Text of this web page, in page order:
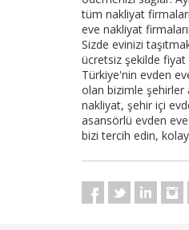
tüm nakliyat
eve nakliyat
Sizde evinizi
ücretsiz şekilde
Türkiye'nin evden
olan bizimle şehirler
nakliyat, şehir içi
asansörlü evden
bizi tercih edin,